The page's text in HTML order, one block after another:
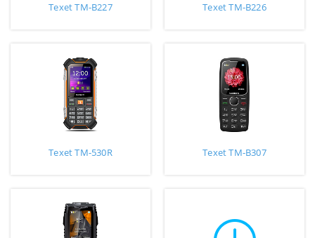
Texet TM-B227 Texet TM-B226
Texet TM-530R Texet TM-B307